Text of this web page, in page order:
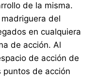
de la misma.
del
en cualquiera
de acción. Al
de acción de
de acción